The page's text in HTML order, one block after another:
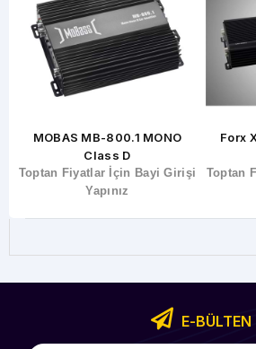
MOBAS MB-800.1 MONO
Class D
Toptan Fiyatlar İçin Bayi Girişi
Yapınız
Forx
Toptan
E-BÜLTEN